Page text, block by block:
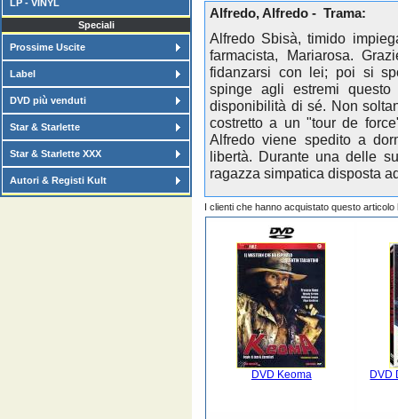
LP - VINYL
Speciali
Prossime Uscite
Label
DVD più venduti
Star & Starlette
Star & Starlette XXX
Autori & Registi Kult
Alfredo, Alfredo - Trama:
Alfredo Sbisà, timido
farmacista, Mariarosa.
fidanzarsi con lei; poi si
spinge agli estremi
disponibilità di sé. Non
costretto a un "tour de
Alfredo viene spedito a
libertà. Durante una delle
ragazza simpatica disposta
I clienti che hanno acquistato questo
DVD Keoma DVD